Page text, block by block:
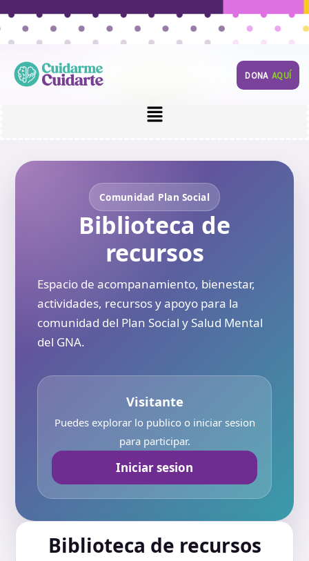
al
DONA AQUÍ
Menú
Comunidad Plan Social
Biblioteca de
recursos
Espacio de acompanamiento, bienestar,
actividades, recursos y apoyo para la
comunidad del Plan Social y Salud Mental
del GNA.
Visitante
Puedes explorar lo publico o iniciar sesion
para participar.
Iniciar sesion
Biblioteca de recursos